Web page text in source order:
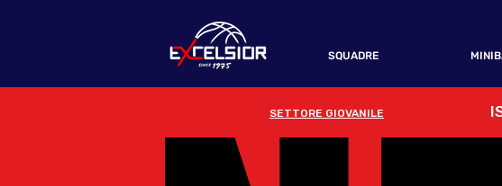
SQUADRE
SETTORE GIOVANILE